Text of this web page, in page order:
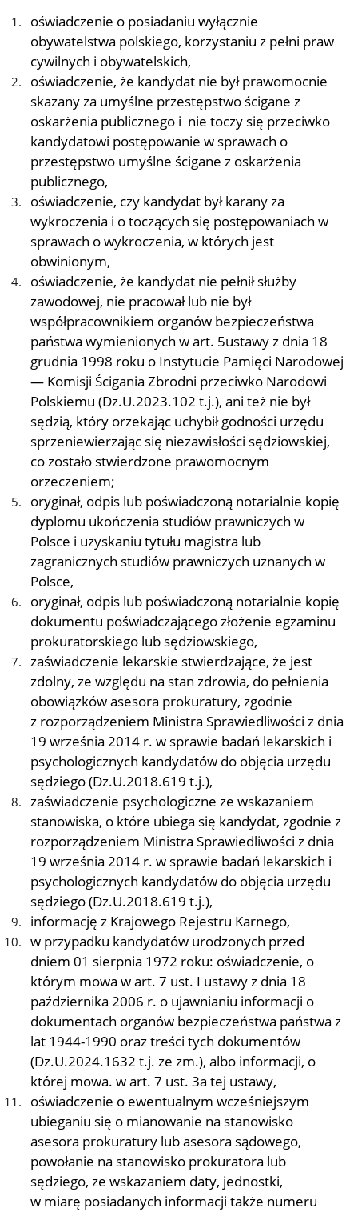
oświadczenie o posiadaniu wyłącznie
obywatelstwa polskiego, korzystaniu z pełni praw
cywilnych i obywatelskich,
oświadczenie, że kandydat nie był prawomocnie
skazany za umyślne przestępstwo ścigane z
oskarżenia publicznego i nie toczy się przeciwko
kandydatowi postępowanie w sprawach o
przestępstwo umyślne ścigane z oskarżenia
publicznego,
oświadczenie, czy kandydat był karany za
wykroczenia i o toczących się postępowaniach w
sprawach o wykroczenia, w których jest
obwinionym,
oświadczenie, że kandydat nie pełnił służby
zawodowej, nie pracował lub nie był
współpracownikiem organów bezpieczeństwa
państwa wymienionych w art. 5ustawy z dnia 18
grudnia 1998 roku o Instytucie Pamięci Narodowej
— Komisji Ścigania Zbrodni przeciwko Narodowi
Polskiemu (Dz.U.2023.102 t.j.), ani też nie był
sędzią, który orzekając uchybił godności urzędu
sprzeniewierzając się niezawisłości sędziowskiej,
co zostało stwierdzone prawomocnym
orzeczeniem;
oryginał, odpis lub poświadczoną notarialnie kopię
dyplomu ukończenia studiów prawniczych w
Polsce i uzyskaniu tytułu magistra lub
zagranicznych studiów prawniczych uznanych w
Polsce,
oryginał, odpis lub poświadczoną notarialnie kopię
dokumentu poświadczającego złożenie egzaminu
prokuratorskiego lub sędziowskiego,
zaświadczenie lekarskie stwierdzające, że jest
zdolny, ze względu na stan zdrowia, do pełnienia
obowiązków asesora prokuratury, zgodnie
z rozporządzeniem Ministra Sprawiedliwości z dnia
19 września 2014 r. w sprawie badań lekarskich i
psychologicznych kandydatów do objęcia urzędu
sędziego (Dz.U.2018.619 t.j.),
zaświadczenie psychologiczne ze wskazaniem
stanowiska, o które ubiega się kandydat, zgodnie z
rozporządzeniem Ministra Sprawiedliwości z dnia
19 września 2014 r. w sprawie badań lekarskich i
psychologicznych kandydatów do objęcia urzędu
sędziego (Dz.U.2018.619 t.j.),
informację z Krajowego Rejestru Karnego,
w przypadku kandydatów urodzonych przed
dniem 01 sierpnia 1972 roku: oświadczenie, o
którym mowa w art. 7 ust. I ustawy z dnia 18
października 2006 r. o ujawnianiu informacji o
dokumentach organów bezpieczeństwa państwa z
lat 1944-1990 oraz treści tych dokumentów
(Dz.U.2024.1632 t.j. ze zm.), albo informacji, o
której mowa. w art. 7 ust. 3a tej ustawy,
oświadczenie o ewentualnym wcześniejszym
ubieganiu się o mianowanie na stanowisko
asesora prokuratury lub asesora sądowego,
powołanie na stanowisko prokuratora lub
sędziego, ze wskazaniem daty, jednostki,
w miarę posiadanych informacji także numeru